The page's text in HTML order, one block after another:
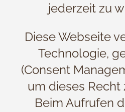
jederzeit zu
Diese Webseite
Technologie,
(Consent
um dieses Recht
Beim Aufrufen